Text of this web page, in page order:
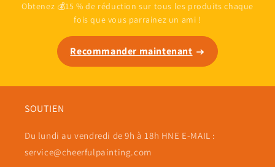
Obtenez 💰15 % de réduction sur tous les produits chaque
fois que vous parrainez un ami !
Recommander maintenant
SOUTIEN
Du lundi au vendredi de 9h à 18h HNE E-MAIL :
service@cheerfulpainting.com